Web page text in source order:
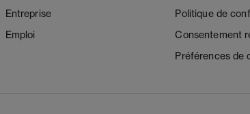
Entreprise
Emploi
Politique de
Consentement
Préférences de